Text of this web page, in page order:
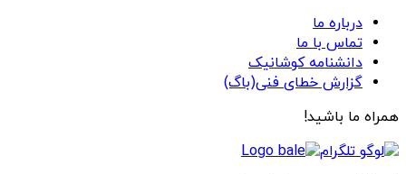
درباره ما
تماس با ما
دانشنامه کوشانیک
گزارش خطای فنی(باگ)
همراه ما باشید!